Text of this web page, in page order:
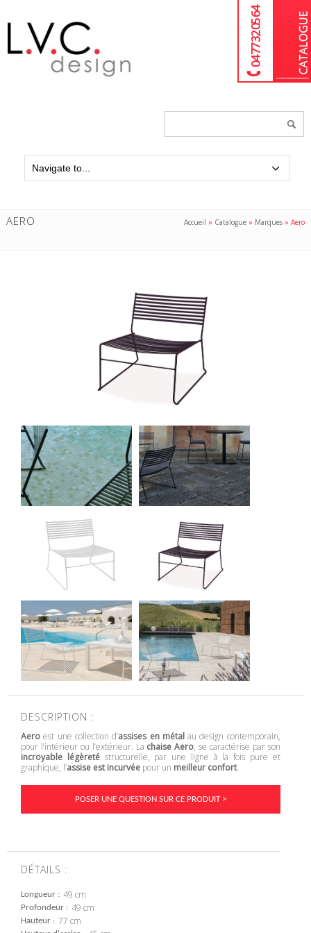
04 77 32 05 64
AERO Accueil » Catalogue » Marques »Aero
DESCRIPTION :
Aero est une collection d’assises en métalau design contemporain,
pour l’intérieur ou l’extérieur. La chaise Aero, se caractérise par son
incroyable légèretéstructurelle, par une ligne à la fois pure et
graphique, l’assise est incurvée pour un meilleur confort.
POSER UNE QUESTION SUR CE PRODUIT >
DÉTAILS :
Longueur 49 cm
Profondeur 49 cm
Hauteur 77 cm